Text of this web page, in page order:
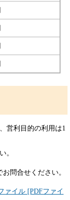
営利目的の利用は1
。
問合せください。
ァイル [PDFファイ